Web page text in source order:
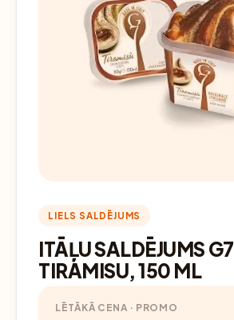
LIELS SALDĒJUMS
ITĀĻU SALDĒJUMS G7
TIRAMISU, 150 ML
LĒTĀKĀ CENA · PROMO